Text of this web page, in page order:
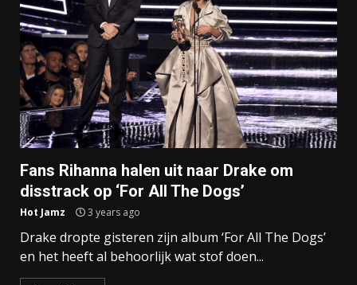
Fans Rihanna halen uit naar Drake om
disstrack op ‘For All The Dogs’
Hot Jamz 3 years ago
Drake dropte gisteren zijn album ‘For All The Dogs’
en het heeft al behoorlijk wat stof doen...